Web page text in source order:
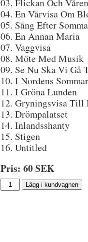
03. Flickan Och Våren
04. En Vårvisa Om
05. Sång Efter
06. En Annan Maria
07. Vaggvisa
08. Möte Med Musik
09. Se Nu Ska Vi Gå
10. I Nordens Sommar
11. I Gröna Lunden
12. Gryningsvisa Till
13. Drömpalatset
14. Inlandsshanty
15. Stigen
16. Untitled
Pris: 60 SEK